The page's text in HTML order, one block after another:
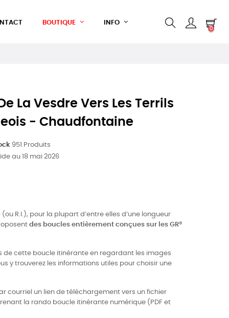
BOUTIQUE INFO
0
La Vesdre Vers Les Terrils
- Chaudfontaine
951 Produits
au 18 mai 2026
R.I.), pour la plupart d’entre elles d’une longueur
des boucles entièrement conçues sur les GR®
de cette boucle itinérante en regardant les images
y trouverez les informations utiles pour choisir une
courriel un lien de téléchargement vers un fichier
la rando boucle itinérante numérique (PDF et